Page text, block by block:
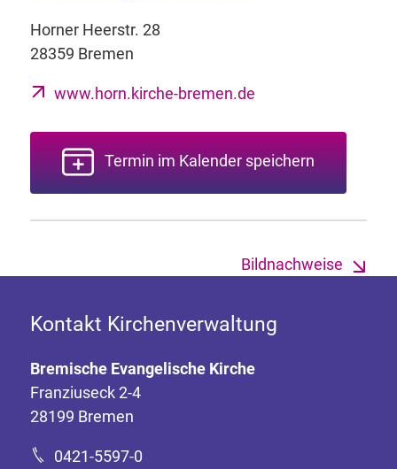
Horner Heerstr. 28
28359 Bremen
www.horn.kirche-bremen.de
Termin im Kalender speichern
Bildnachweise
Kontakt Kirchenverwaltung
Bremische Evangelische Kirche
Franziuseck 2-4
28199 Bremen
0421-5597-0